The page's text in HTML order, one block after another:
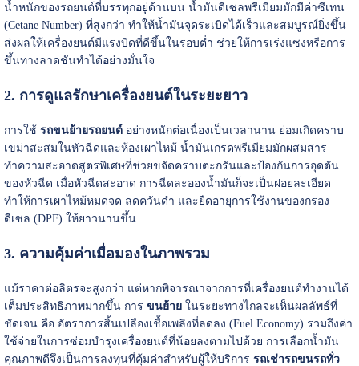
น้ำหนักของรถยนต์ที่บรรทุกอยู่ด้านบน น้ำมันดีเซลพรีเมียมมักมีค่าซีเทน
(Cetane Number) ที่สูงกว่า ทำให้น้ำมันจุดระเบิดได้เร็วและสมบูรณ์ยิ่งขึ้น
ส่งผลให้เครื่องยนต์มีแรงบิดที่ดีขึ้นในรอบต่ำ ช่วยให้การเร่งแซงหรือการ
ขึ้นทางลาดชันทำได้อย่างมั่นใจ
2. การดูแลรักษาเครื่องยนต์ในระยะยาว
การใช้ รถขนย้ายรถยนต์อย่างหนักต่อเนื่องเป็นเวลานาน ย่อมเกิดคราบ
เขม่าสะสมในหัวฉีดและห้องเผาไหม้ น้ำมันเกรดพรีเมียมมักผสมสาร
ทำความสะอาดสูตรพิเศษที่ช่วยขจัดคราบตะกรันและป้องกันการอุดตัน
ของหัวฉีด เมื่อหัวฉีดสะอาด การฉีดละอองน้ำมันก็จะเป็นฝอยละเอียด
ทำให้การเผาไหม้หมดจด ลดควันดำ และยืดอายุการใช้งานของกรอง
ดีเซล (DPF) ให้ยาวนานขึ้น
3. ความคุ้มค่าเมื่อมองในภาพรวม
แม้ราคาต่อลิตรจะสูงกว่า แต่หากพิจารณาจากการที่เครื่องยนต์ทำงานได้
เต็มประสิทธิภาพมากขึ้น การ ขนย้ายในระยะทางไกลจะเห็นผลลัพธ์ที่
ชัดเจน คือ อัตราการสิ้นเปลืองเชื้อเพลิงที่ลดลง (Fuel Economy) รวมถึงค่า
ใช้จ่ายในการซ่อมบำรุงเครื่องยนต์ที่น้อยลงตามไปด้วย การเลือกน้ำมัน
คุณภาพดีจึงเป็นการลงทุนที่คุ้มค่าสำหรับผู้ให้บริการ รถเช่ารถขนรถทั่ว